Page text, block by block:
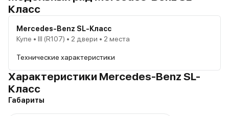
Класс
Mercedes-Benz SL-Класс
Купе • III (R107) • 2 двери • 2 места
Технические характеристики
Характеристики Mercedes-Benz SL-
Класс
Габариты